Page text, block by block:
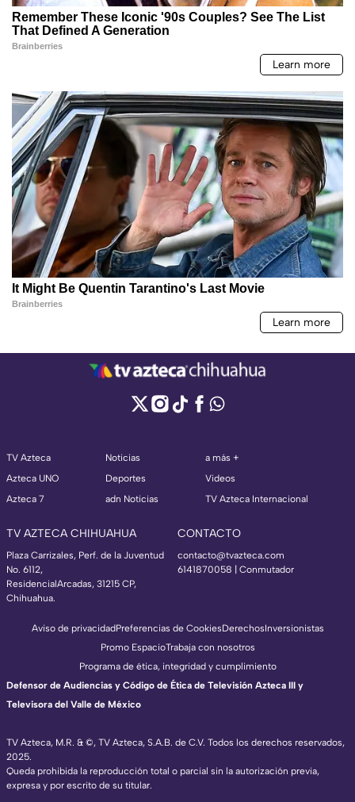
TV Azteca
Azteca UNO
Azteca 7
Noticias
Deportes
adn Noticias
a más +
Videos
TV Azteca Internacional
TV AZTECA CHIHUAHUA
Plaza Carrizales, Perf. de la Juventud
No. 6112,
ResidencialArcadas, 31215 CP,
Chihuahua.
CONTACTO
contacto@tvazteca.com
6141870058 | Conmutador
TV Azteca, M.R. & ©, TV Azteca, S.A.B. de C.V. Todos los derechos reservados,
2025.
Queda prohibida la reproducción total o parcial sin la autorización previa,
expresa y por escrito de su titular.
Aviso de privacidadPreferencias de CookiesDerechosInversionistas
Promo EspacioTrabaja con nosotros
Programa de ética, integridad y cumplimiento
Defensor de Audiencias y Código de Ética de Televisión Azteca III y
Televisora del Valle de México